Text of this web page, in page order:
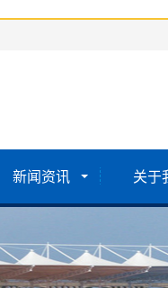
新闻资讯 关于